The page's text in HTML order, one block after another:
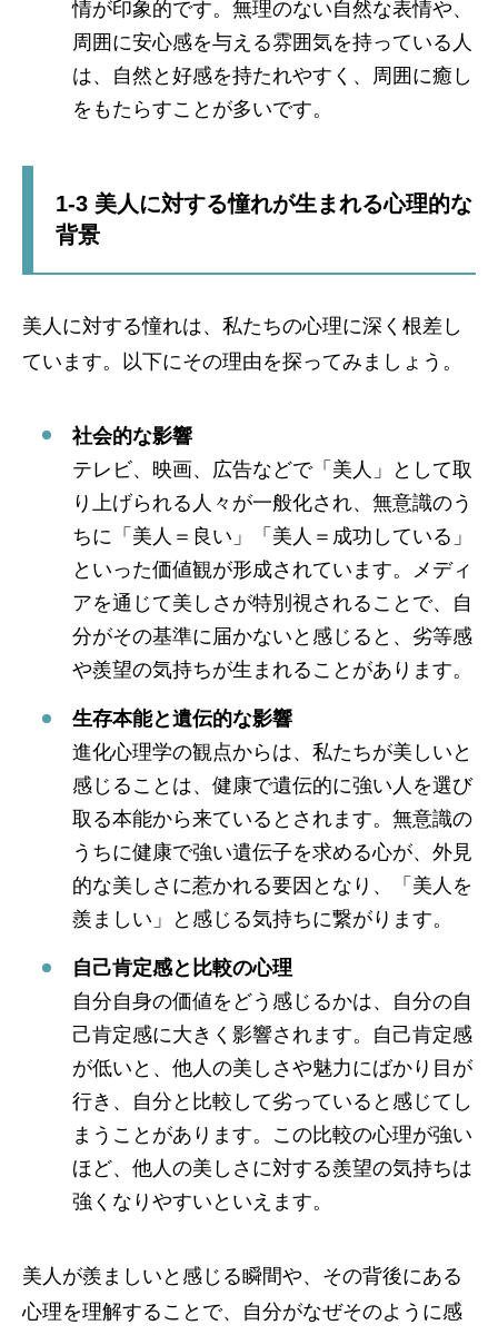
情が印象的です。無理のない自然な表情や、
周囲に安心感を与える雰囲気を持っている人
は、自然と好感を持たれやすく、周囲に癒し
をもたらすことが多いです。
1-3 美人に対する憧れが生まれる心理的な
背景
美人に対する憧れは、私たちの心理に深く根差し
ています。以下にその理由を探ってみましょう。
社会的な影響
テレビ、映画、広告などで「美人」として取
り上げられる人々が一般化され、無意識のう
ちに「美人＝良い」「美人＝成功している」
といった価値観が形成されています。メディ
アを通じて美しさが特別視されることで、自
分がその基準に届かないと感じると、劣等感
や羨望の気持ちが生まれることがあります。
生存本能と遺伝的な影響
進化心理学の観点からは、私たちが美しいと
感じることは、健康で遺伝的に強い人を選び
取る本能から来ているとされます。無意識の
うちに健康で強い遺伝子を求める心が、外見
的な美しさに惹かれる要因となり、「美人を
羨ましい」と感じる気持ちに繋がります。
自己肯定感と比較の心理
自分自身の価値をどう感じるかは、自分の自
己肯定感に大きく影響されます。自己肯定感
が低いと、他人の美しさや魅力にばかり目が
行き、自分と比較して劣っていると感じてし
まうことがあります。この比較の心理が強い
ほど、他人の美しさに対する羨望の気持ちは
強くなりやすいといえます。
美人が羨ましいと感じる瞬間や、その背後にある
心理を理解することで、自分がなぜそのように感